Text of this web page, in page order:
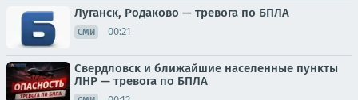
Луганск, Родаково — тревога по БПЛА
СМИ 00:21
Свердловск и ближайшие населенные пункты
ЛНР — тревога по БПЛА